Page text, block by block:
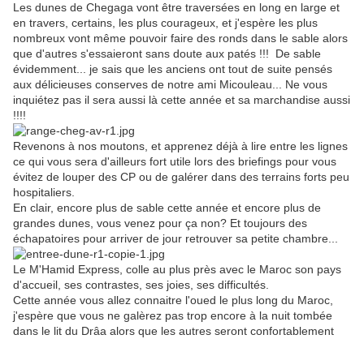
Les dunes de Chegaga vont être traversées en long en large et
en travers, certains, les plus courageux, et j'espère les plus
nombreux vont même pouvoir faire des ronds dans le sable alors
que d'autres s'essaieront sans doute aux patés !!! De sable
évidemment... je sais que les anciens ont tout de suite pensés
aux délicieuses conserves de notre ami Micouleau... Ne vous
inquiétez pas il sera aussi là cette année et sa marchandise aussi
!!!!
Revenons à nos moutons, et apprenez déjà à lire entre les lignes
ce qui vous sera d'ailleurs fort utile lors des briefings pour vous
évitez de louper des CP ou de galérer dans des terrains forts peu
hospitaliers.
En clair, encore plus de sable cette année et encore plus de
grandes dunes, vous venez pour ça non? Et toujours des
échapatoires pour arriver de jour retrouver sa petite chambre...
Le M'Hamid Express, colle au plus près avec le Maroc son pays
d'accueil, ses contrastes, ses joies, ses difficultés.
Cette année vous allez connaitre l'oued le plus long du Maroc,
j'espère que vous ne galèrez pas trop encore à la nuit tombée
dans le lit du Drâa alors que les autres seront confortablement